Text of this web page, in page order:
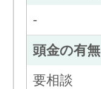
-
頭金の有無
要相談